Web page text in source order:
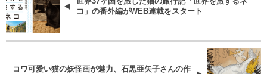
コ」の番外編がWEB連載をスタート
コワ可愛い猫の妖怪画が魅力、石黒亜矢子さんの作